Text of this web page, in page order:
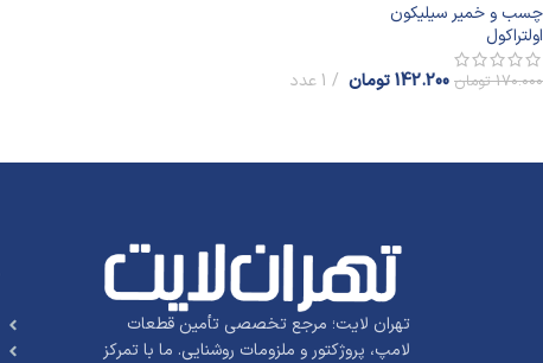
چسب و خمیر سیلیکون
اولتراکول
170.000 تومان 142.200تومان 1 عدد
تهران لایت؛ مرجع تخصصی تأمین قطعات
لامپ، پروژکتور و ملزومات روشنایی. ما با تمرکز